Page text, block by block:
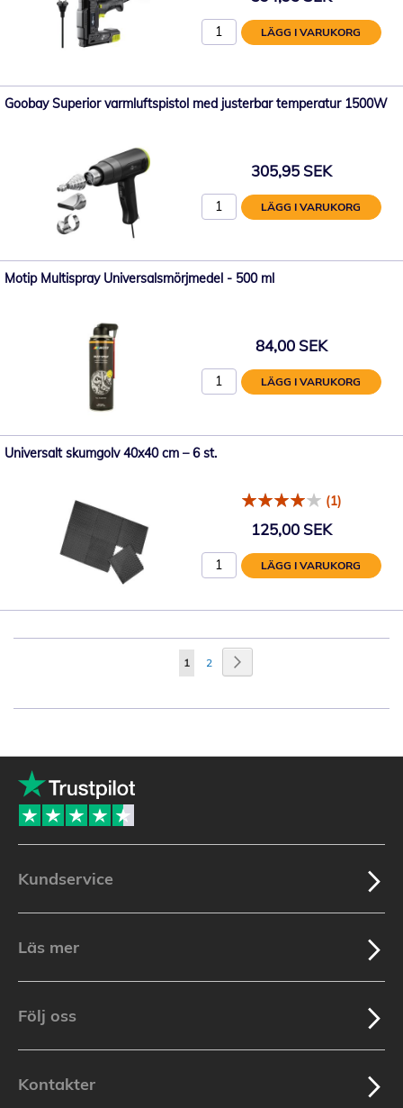
LÄGG I VARUKORG
Goobay Superior varmluftspistol med justerbar temperatur 1500W
305,95 SEK
LÄGG I VARUKORG
Motip Multispray Universalsmörjmedel - 500 ml
84,00 SEK
LÄGG I VARUKORG
Universalt skumgolv 40x40 cm – 6 st.
(1)
125,00 SEK
LÄGG I VARUKORG
Sida
You're
1 Sida
2
Kundservice
Läs mer
Följ oss
Kontakter